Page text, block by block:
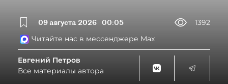
09 августа 2026 00:05
1392
Читайте нас в мессенджере Max
Евгений Петров
Все материалы автора